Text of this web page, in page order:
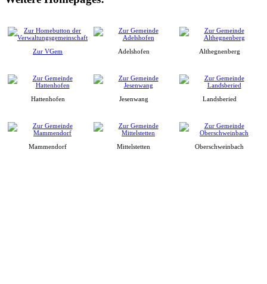
Zur VGem Adelshofen Althegnenberg
Hattenhofen Jesenwang Landsberied
Mammendorf Mittelstetten Oberschweinbach